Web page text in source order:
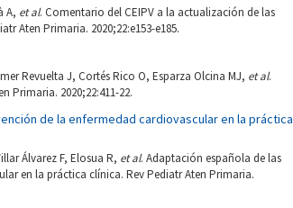
A, et al. Comentario del CEIPV a la actualización de las
Aten Primaria. 2020;22:e153-e185.
Revuelta J, Cortés Rico O, Esparza Olcina MJ, et al.
Primaria. 2020;22:411-22.
de la enfermedad cardiovascular en la práctica
Álvarez F, Elosua R, et al. Adaptación española de las
en la práctica clínica. Rev Pediatr Aten Primaria.